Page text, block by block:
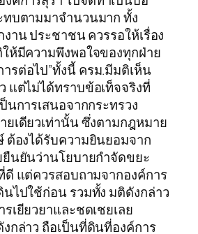
ทบตามมาจำนวนมาก ทั้ง
าน ประชาชน ควรรอให้เรื่อง
ห้มีความพึงพอใจของทุกฝ่าย
รต่อไป”ทั้งนี้ ครม.มีมติเห็น
แต่ไม่ได้ทราบข้อเท็จจริงที่
นการเสนอจากกระทรวง
ยเดียวเท่านั้น ซึ่งตามกฎหมาย
ต้องได้รับความยินยอมจาก
ยืนยันว่านโยบายกำจัดขยะ
ดี แต่ควรสอบถามจากองค์การ
นไปใช้ก่อน รวมทั้ง มติดังกล่าว
เยียวยาและชดเชยเลย
กล่าว ถือเป็นที่ดินที่องค์การ